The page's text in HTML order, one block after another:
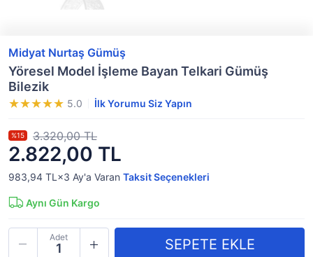
Midyat Nurtaş Gümüş
Yöresel Model İşleme Bayan Telkari Gümüş
Bilezik
5.0 İlk Yorumu Siz Yapın
2.822,00 TL
%15 3.320,00 TL
983,94 TL×3 Ay'a Varan Taksit Seçenekleri
Aynı Gün Kargo
Adet